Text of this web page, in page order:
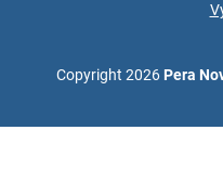
Copyright 2026 Pera